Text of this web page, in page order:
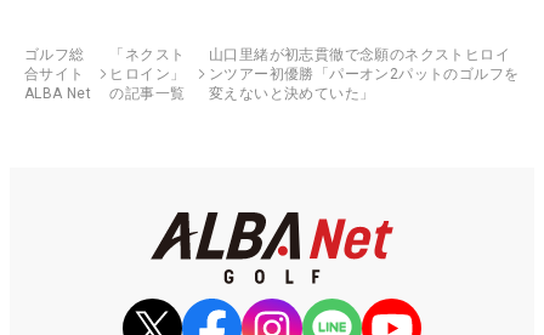
ゴルフ総
合サイト
ALBA Net
「ネクスト
ヒロイン」
の記事一覧
山口里緒が初志貫徹で念願のネクストヒロイ
ンツアー初優勝「パーオン2パットのゴルフを
変えないと決めていた」